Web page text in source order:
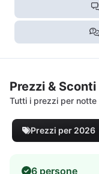
Prezzi & Sconti
Tutti i prezzi per notte
Prezzi per 2026
6 persone